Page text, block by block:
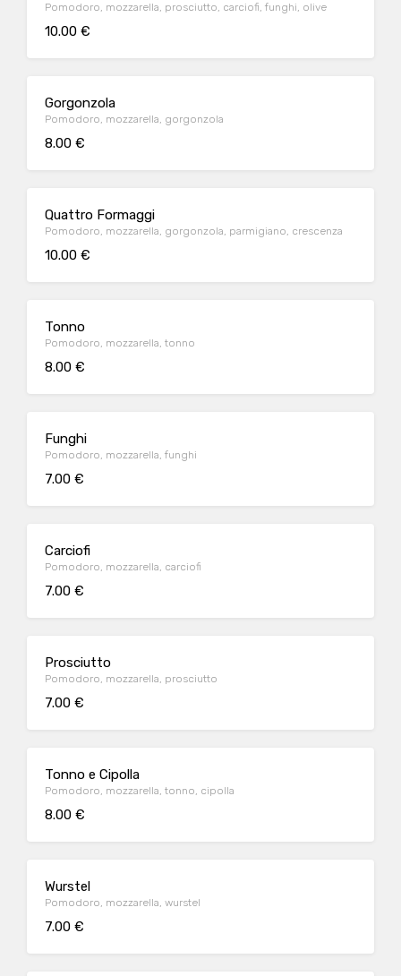
Pomodoro, mozzarella, prosciutto, carciofi, funghi, olive
10.00 €
Gorgonzola
Pomodoro, mozzarella, gorgonzola
8.00 €
Quattro Formaggi
Pomodoro, mozzarella, gorgonzola, parmigiano, crescenza
10.00 €
Tonno
Pomodoro, mozzarella, tonno
8.00 €
Funghi
Pomodoro, mozzarella, funghi
7.00 €
Carciofi
Pomodoro, mozzarella, carciofi
7.00 €
Prosciutto
Pomodoro, mozzarella, prosciutto
7.00 €
Tonno e Cipolla
Pomodoro, mozzarella, tonno, cipolla
8.00 €
Wurstel
Pomodoro, mozzarella, wurstel
7.00 €